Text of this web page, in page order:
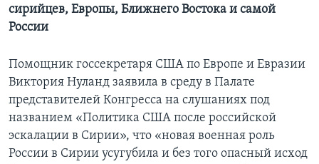
сирийцев, Европы, Ближнего Востока и самой
России
Помощник госсекретаря США по Европе и Евразии
Виктория Нуланд заявила в среду в Палате
представителей Конгресса на слушаниях под
названием «Политика США после российской
эскалации в Сирии», что «новая военная роль
России в Сирии усугубила и без того опасный исход